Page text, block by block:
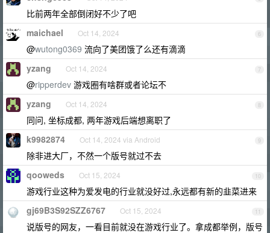
比前两年全部倒闭好不少了吧
6
maichael Oct 14, 2024
@wutong0369 流向了美团饿了么还有滴滴
7
yzang Oct 14, 2024
@ripperdev 游戏圈有啥群或者论坛不
8
yzang Oct 14, 2024
同问, 坐标成都, 两年游戏后端想离职了
9
k9982874 Oct 14, 2024 via Android
除非进大厂，不然一个版号就过不去
10
qooweds Oct 15, 2024
游戏行业这种为爱发电的行业就没好过,永远都有新的韭菜进来
11
gj69B3S92SZZ6767 Oct 15, 2024
说版号的网友，一看目前就没在游戏行业了。拿成都举例，版号